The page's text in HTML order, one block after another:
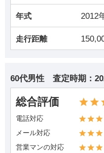
年式 2012
走行距離
60代男性 査定時期：
総合評価
電話対応
メール対応
営業マンの対応